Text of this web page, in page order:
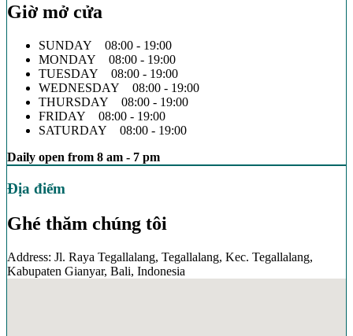
Giờ mở cửa
SUNDAY 08:00 - 19:00
MONDAY 08:00 - 19:00
TUESDAY 08:00 - 19:00
WEDNESDAY 08:00 - 19:00
THURSDAY 08:00 - 19:00
FRIDAY 08:00 - 19:00
SATURDAY 08:00 - 19:00
Daily open from 8 am - 7 pm
Địa điểm
Ghé thăm chúng tôi
Address: Jl. Raya Tegallalang, Tegallalang, Kec. Tegallalang,
Kabupaten Gianyar, Bali, Indonesia